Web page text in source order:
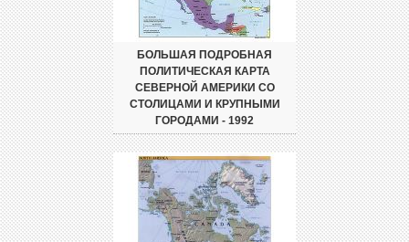
БОЛЬШАЯ ПОДРОБНАЯ
ПОЛИТИЧЕСКАЯ КАРТА
СЕВЕРНОЙ АМЕРИКИ СО
СТОЛИЦАМИ И КРУПНЫМИ
ГОРОДАМИ - 1992